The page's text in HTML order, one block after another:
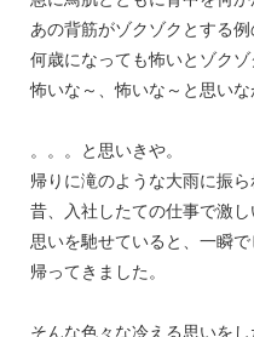
あの背筋がゾクゾクとする例
何歳になっても怖いとゾクゾ
怖いな～、怖いな～と思い
。。。と思いきや。
帰りに滝のような大雨に振
昔、入社したての仕事で激
思いを馳せていると、一瞬
帰ってきました。
そんな色々な冷える思いをし